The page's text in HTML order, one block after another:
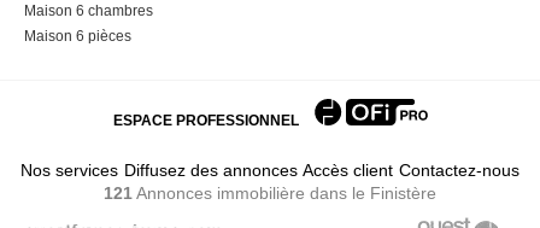
Maison 6 chambres
Maison 6 pièces
ESPACE PROFESSIONNEL
Nos services Diffusez des annonces Accès client Contactez-nous
121 Annonces immobilière dans le Finistère